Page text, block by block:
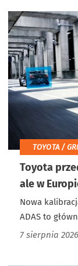
TOYOTA /
Toyota
ale w
Nowa
ADAS to
7 sierpnia 2026